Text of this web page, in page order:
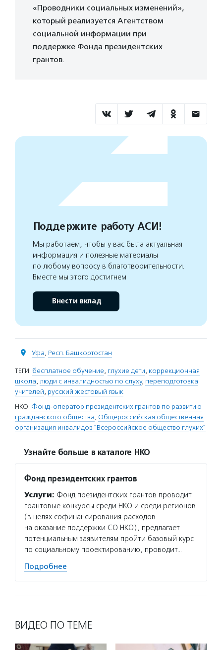
«Проводники социальных изменений»,
который реализуется Агентством
социальной информации при
поддержке Фонда президентских
грантов.
Поддержите работу АСИ!
Мы работаем, чтобы у вас была актуальная
информация и полезные материалы
по любому вопросу в благотворительности.
Вместе мы этого достигнем
Внести вклад
Уфа, Респ. Башкортостан
ТЕГИ: бесплатное обучение, глухие дети, коррекционная
школа, люди с инвалидностью по слуху, переподготовка
учителей, русский жестовый язык
НКО: Фонд-оператор президентских грантов по развитию
гражданского общества, Общероссийская общественная
организация инвалидов "Всероссийское общество глухих"
Узнайте больше в каталоге НКО
Фонд президентских грантов
Услуги: Фонд президентских грантов проводит
грантовые конкурсы среди НКО и среди регионов
(в целях софинансирования расходов
на оказание поддержки СО НКО), предлагает
потенциальным заявителям пройти базовый курс
по социальному проектированию, проводит…
Подробнее
ВИДЕО ПО ТЕМЕ